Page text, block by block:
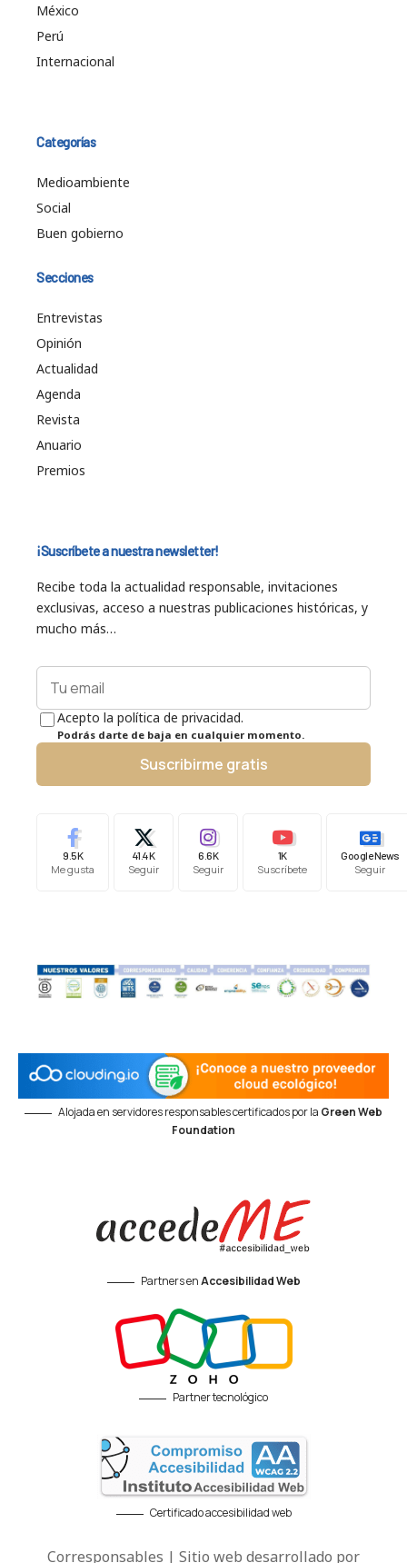
México
Perú
Internacional
Categorías
Medioambiente
Social
Buen gobierno
Secciones
Entrevistas
Opinión
Actualidad
Agenda
Revista
Anuario
Premios
¡Suscríbete a nuestra newsletter!
Recibe toda la actualidad responsable, invitaciones
exclusivas, acceso a nuestras publicaciones históricas, y
mucho más…
Acepto la política de privacidad.
Podrás darte de baja en cualquier momento.
Suscribirme gratis
9.5K
Me gusta
41.4K
Seguir
6.6K
Seguir
1K
Suscríbete
Google News
Seguir
Alojada en servidores responsables certificados por la Green Web
Foundation
Partners enAccesibilidad Web
Partner tecnológico
Certificado accesibilidad web
Corresponsables | Sitio web desarrollado por